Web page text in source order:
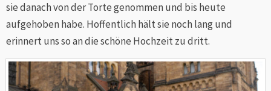
sie danach von der Torte genommen und bis heute
aufgehoben habe. Hoffentlich hält sie noch lang und
erinnert uns so an die schöne Hochzeit zu dritt.